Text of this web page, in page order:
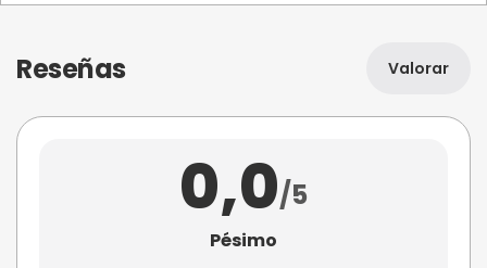
Reseñas Valorar
0,0/5
Pésimo